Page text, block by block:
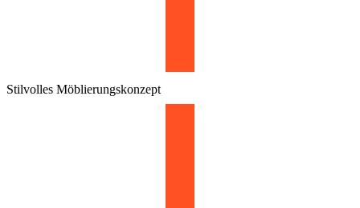
Stilvolles Möblierungskonzept